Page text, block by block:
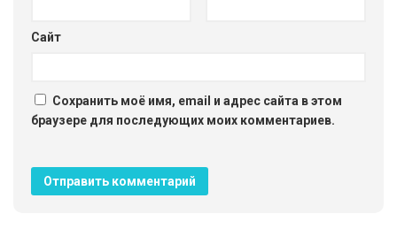
Сайт
Сохранить моё имя, email и адрес сайта в этом
браузере для последующих моих комментариев.